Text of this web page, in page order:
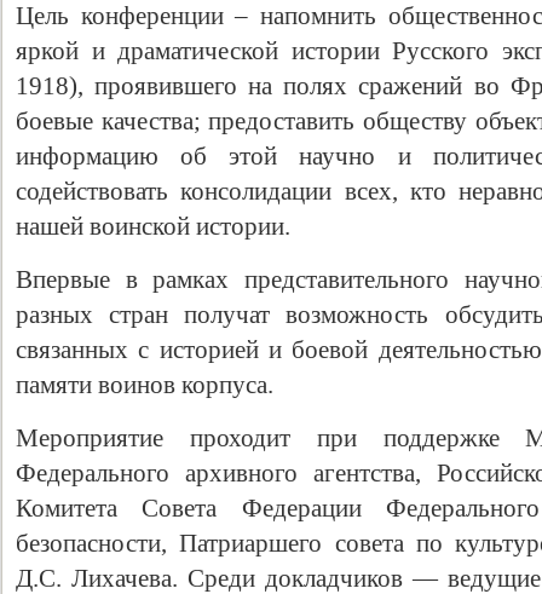
Цель конференции – напомнить
яркой и драматической истории Русского
1918), проявившего на полях сражений во
боевые качества; предоставить обществу
информацию об этой научно и
содействовать консолидации всех, кто
нашей воинской истории.
Впервые в рамках представительного
разных стран получат возможность
связанных с историей и боевой
памяти воинов корпуса.
Мероприятие проходит при поддержке
Федерального архивного агентства,
Комитета Совета Федерации
безопасности, Патриаршего совета по
Д.С. Лихачева. Среди докладчиков —